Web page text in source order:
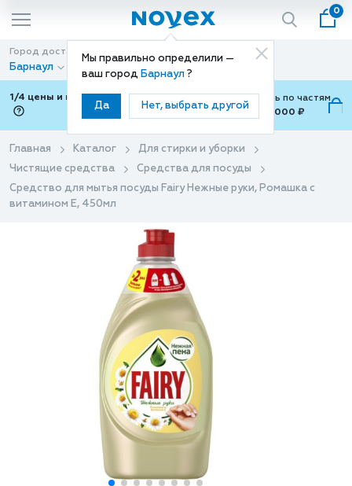
Мы правильно определили —
ваш город Барнаул ?
Да Нет, выбрать другой
0
Город доставки
Барнаул
Способ доставки
Доставка
1/4 цены и покупки ваши с Подели
Можно оплатить по частям
от 700 ₽ до 15,000 ₽
Главная Каталог
Для стирки и уборки
Чистящие средства
Средства для посуды
Средство для мытья посуды Fairy Нежные руки, Ромашка с
витамином Е, 450мл